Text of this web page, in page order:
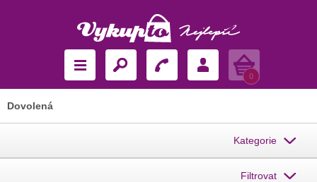
Košík
0
Dovolená
Kategorie
Filtrovat